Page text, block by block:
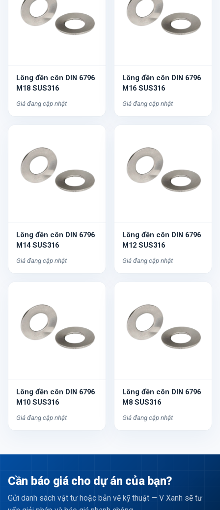
Lông đền côn DIN 6796
M18 SUS316
Giá đang cập nhật
Lông đền côn DIN 6796
M16 SUS316
Giá đang cập nhật
Lông đền côn DIN 6796
M14 SUS316
Giá đang cập nhật
Lông đền côn DIN 6796
M12 SUS316
Giá đang cập nhật
Lông đền côn DIN 6796
M10 SUS316
Giá đang cập nhật
Lông đền côn DIN 6796
M8 SUS316
Giá đang cập nhật
Cần báo giá cho dự án của bạn?
Gửi danh sách vật tư hoặc bản vẽ kỹ thuật — V Xanh sẽ tư